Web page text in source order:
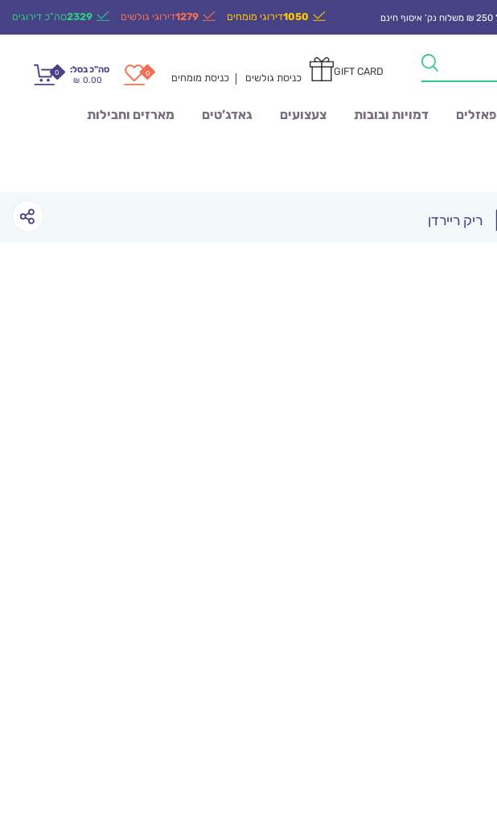
1050דירוגי מומחים 1279דירוגי גולשים 2329סה"כ דירוגים
GIFT CARD כניסת גולשים כניסת מומחים 0
0 סה"כ בסל:
₪ 0.00
פאזלים דמויות ובובות צעצועים גאדג’טים מארזים וחבילות
ריק ריירדן